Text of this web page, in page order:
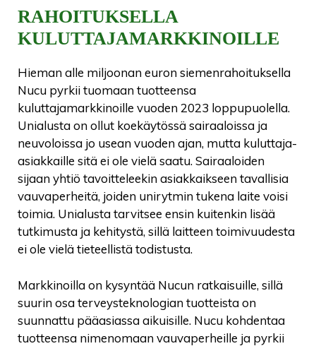
RAHOITUKSELLA
KULUTTAJAMARKKINOILLE
Hieman alle miljoonan euron siemenrahoituksella
Nucu pyrkii tuomaan tuotteensa
kuluttajamarkkinoille vuoden 2023 loppupuolella.
Unialusta on ollut koekäytössä sairaaloissa ja
neuvoloissa jo usean vuoden ajan, mutta kuluttaja-
asiakkaille sitä ei ole vielä saatu. Sairaaloiden
sijaan yhtiö tavoitteleekin asiakkaikseen tavallisia
vauvaperheitä, joiden unirytmin tukena laite voisi
toimia. Unialusta tarvitsee ensin kuitenkin lisää
tutkimusta ja kehitystä, sillä laitteen toimivuudesta
ei ole vielä tieteellistä todistusta.
Markkinoilla on kysyntää Nucun ratkaisuille, sillä
suurin osa terveysteknologian tuotteista on
suunnattu pääasiassa aikuisille. Nucu kohdentaa
tuotteensa nimenomaan vauvaperheille ja pyrkii